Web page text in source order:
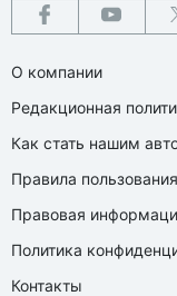
О компании
Редакционная
Как стать нашим
Правила пользования
Правовая
Политика
Контакты